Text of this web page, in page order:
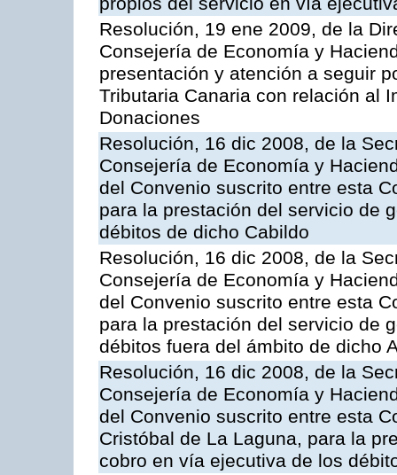
Resolución, 19 ene 2009, de la
Consejería de Economía y
presentación y atención a seguir
Tributaria Canaria con relación al
Donaciones
Resolución, 16 dic 2008, de la
Consejería de Economía y
del Convenio suscrito entre esta
para la prestación del servicio de
débitos de dicho Cabildo
Resolución, 16 dic 2008, de la
Consejería de Economía y
del Convenio suscrito entre esta
para la prestación del servicio de
débitos fuera del ámbito de dicho
Resolución, 16 dic 2008, de la
Consejería de Economía y
del Convenio suscrito entre esta
Cristóbal de La Laguna, para la
cobro en vía ejecutiva de los